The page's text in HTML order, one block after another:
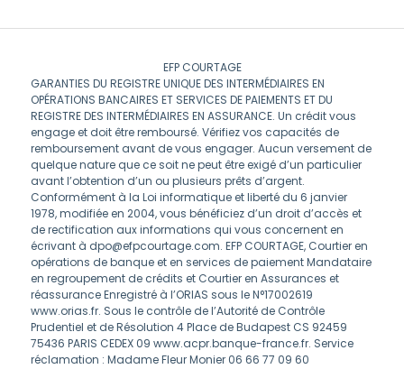
EFP COURTAGE
GARANTIES DU REGISTRE UNIQUE DES INTERMÉDIAIRES EN
OPÉRATIONS BANCAIRES ET SERVICES DE PAIEMENTS ET DU
REGISTRE DES INTERMÉDIAIRES EN ASSURANCE. Un crédit vous
engage et doit être remboursé. Vérifiez vos capacités de
remboursement avant de vous engager. Aucun versement de
quelque nature que ce soit ne peut être exigé d’un particulier
avant l’obtention d’un ou plusieurs prêts d’argent.
Conformément à la Loi informatique et liberté du 6 janvier
1978, modifiée en 2004, vous bénéficiez d’un droit d’accès et
de rectification aux informations qui vous concernent en
écrivant à dpo@efpcourtage.com. EFP COURTAGE, Courtier en
opérations de banque et en services de paiement Mandataire
en regroupement de crédits et Courtier en Assurances et
réassurance Enregistré à l’ORIAS sous le N°17002619
www.orias.fr. Sous le contrôle de l’Autorité de Contrôle
Prudentiel et de Résolution 4 Place de Budapest CS 92459
75436 PARIS CEDEX 09 www.acpr.banque-france.fr. Service
réclamation : Madame Fleur Monier 06 66 77 09 60